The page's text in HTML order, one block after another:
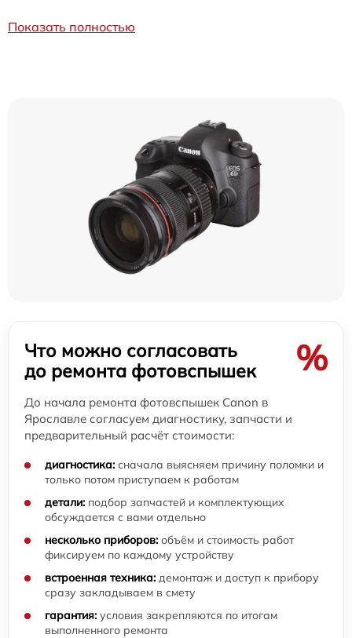
Показать полностью
Что можно согласовать
до ремонта фотовспышек
%
До начала ремонта фотовспышек Canon в
Ярославле согласуем диагностику, запчасти и
предварительный расчёт стоимости:
диагностика: сначала выясняем причину поломки и
только потом приступаем к работам
детали: подбор запчастей и комплектующих
обсуждается с вами отдельно
несколько приборов: объём и стоимость работ
фиксируем по каждому устройству
встроенная техника: демонтаж и доступ к прибору
сразу закладываем в смету
гарантия: условия закрепляются по итогам
выполненного ремонта